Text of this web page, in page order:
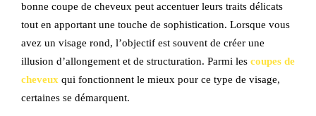
bonne coupe de cheveux peut accentuer leurs traits délicats
tout en apportant une touche de sophistication. Lorsque vous
avez un visage rond, l’objectif est souvent de créer une
illusion d’allongement et de structuration. Parmi les coupes de
cheveux qui fonctionnent le mieux pour ce type de visage,
certaines se démarquent.